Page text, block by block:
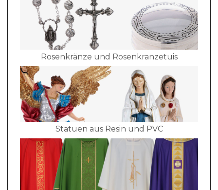
Rosenkränze und Rosenkranzetuis
Statuen aus Resin und PVC